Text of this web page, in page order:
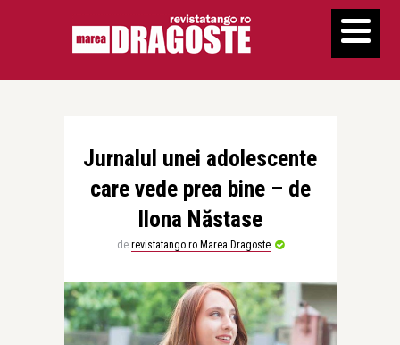
Jurnalul unei adolescente
care vede prea bine – de
Ilona Năstase
de revistatango.ro Marea Dragoste